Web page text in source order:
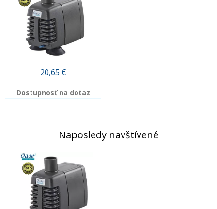
20,65 €
Dostupnosť na dotaz
Naposledy navštívené